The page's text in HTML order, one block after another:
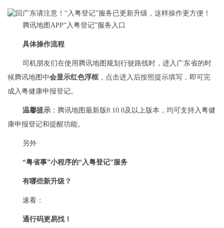
腾讯地图APP“入粤登记”服务入口
具体操作流程
司机朋友们在使用腾讯地图规划行驶路线时，进入广东省的时
候腾讯地图中会显示红色浮框 ，点击进入后按照提示填写，即可完
成入粤健康申报登记。
温馨提示 ：腾讯地图最新版8.10.0及以上版本，均可支持入粤健
康申报登记和提醒功能。
另外
“粤省事”小程序的“入粤登记”服务
有哪些新升级？
速看：
通行码更易找！